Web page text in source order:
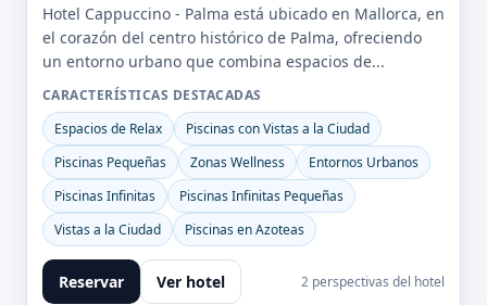
Hotel Cappuccino - Palma está ubicado en Mallorca, en
el corazón del centro histórico de Palma, ofreciendo
un entorno urbano que combina espacios de...
CARACTERÍSTICAS DESTACADAS
Espacios de Relax
Piscinas con Vistas a la Ciudad
Piscinas Pequeñas
Zonas Wellness
Entornos Urbanos
Piscinas Infinitas
Piscinas Infinitas Pequeñas
Vistas a la Ciudad
Piscinas en Azoteas
Reservar Ver hotel 2 perspectivas del hotel